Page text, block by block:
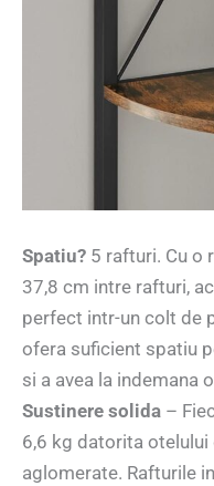
Spatiu? 5 rafturi. Cu o
37,8 cm intre rafturi,
perfect intr-un colt de
ofera suficient spatiu
si a avea la indemana
Sustinere solida –
6,6 kg datorita
aglomerate. Rafturile